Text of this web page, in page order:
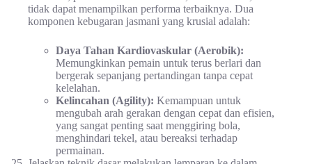
tidak dapat menampilkan performa terbaiknya. Dua
komponen kebugaran jasmani yang krusial adalah:
Daya Tahan Kardiovaskular (Aerobik):
Memungkinkan pemain untuk terus berlari dan
bergerak sepanjang pertandingan tanpa cepat
kelelahan.
Kelincahan (Agility): Kemampuan untuk
mengubah arah gerakan dengan cepat dan efisien,
yang sangat penting saat menggiring bola,
menghindari tekel, atau bereaksi terhadap
permainan.